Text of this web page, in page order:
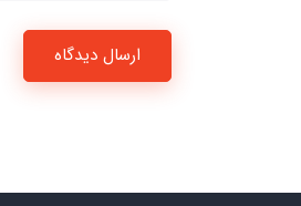
ارسال دیدگاه